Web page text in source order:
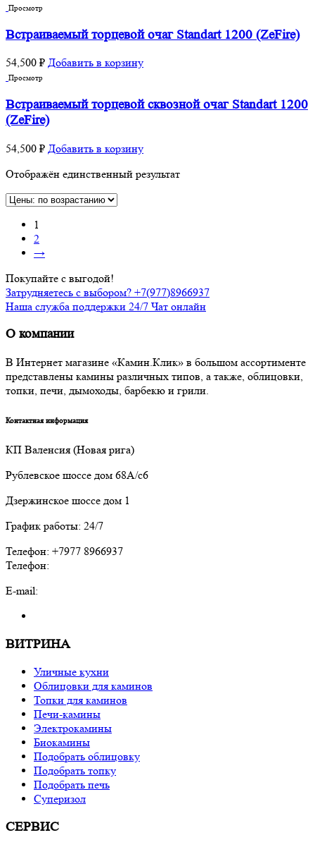
Просмотр
Встраиваемый торцевой очаг Standart 1200 (ZeFire)
54,500 ₽ Добавить в корзину
Просмотр
Встраиваемый торцевой сквозной очаг Standart 1200
(ZeFire)
54,500 ₽ Добавить в корзину
Отображён единственный результат
1
2
→
Покупайте с выгодой!
Затрудняетесь с выбором? +7(977)8966937
Наша служба поддержки 24/7 Чат онлайн
О компании
В Интернет магазине «Камин.Клик» в большом ассортименте
представлены камины различных типов, а также, облицовки,
топки, печи, дымоходы, барбекю и грили.
Контактная информация
КП Валенсия (Новая рига)
Рублевское шоссе дом 68А/с6
Дзержинское шоссе дом 1
График работы: 24/7
Телефон: +7977 8966937
Телефон:
E-mail:
ВИТРИНА
Уличные кухни
Облицовки для каминов
Топки для каминов
Печи-камины
Электрокамины
Биокамины
Подобрать облицовку
Подобрать топку
Подобрать печь
Суперизол
СЕРВИС